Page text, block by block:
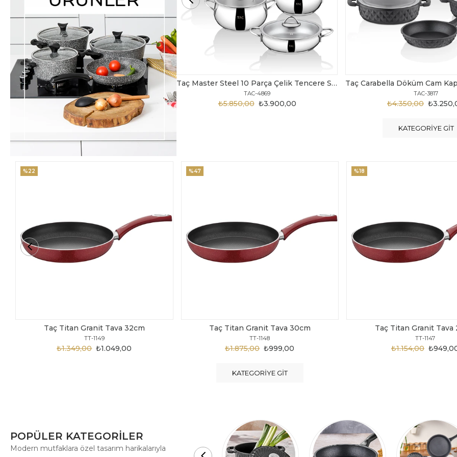
TAC-4869
₺3.900,00
₺5.850,00
Taç Carabella Döküm Cam Kapak 7 Parça Tencere Seti Siyah
TAC-3817
₺3.250,00
₺4.350,00
TAC-3730
₺6.300,00
KATEGORIYE GIT
Taç Titan Granit Tava 30cm
TT-1148
₺999,00
₺1.875,00
%47
Taç Titan Granit Tava 28cm
TT-1147
₺949,00
₺1.154,00
%18
Taç Titan Granit Tava
TT-1146
₺1.124,00
%20
KATEGORIYE GIT
POPÜLER KATEGORİLER
Modern mutfaklara özel tasarım harikalarıyla